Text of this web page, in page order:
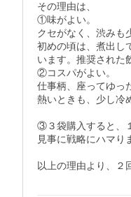
その理由は、
①味がよい。
クセがなく、渋みも
初めの頃は、煮出し
います。推奨された
②コスパがよい。
仕事柄、座ってゆっ
熱いときも、少し冷
③３袋購入すると、
見事に戦略にハマり
以上の理由より、２